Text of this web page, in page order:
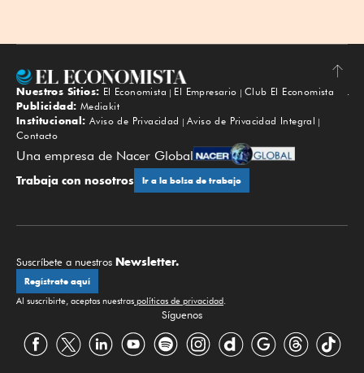
Subir
Nuestros Sitios: El Economista El Empresario
Club El Economista
Publicidad: Mediakit
Institucional: Aviso de Privacidad
Aviso de Privacidad Integral
Contacto
Una empresa de Nacer Global
Trabaja con nosotros Ir a la bolsa de trabajo
Suscríbete a nuestros Newsletter.
Regístrate aquí
Al suscribirte, aceptas nuestras políticas de privacidad.
Síguenos